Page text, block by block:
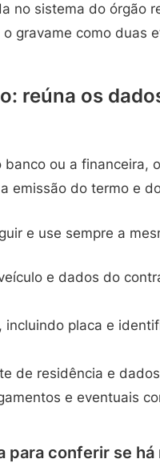
no sistema do órgão
gravame como duas
reúna os
ou a financeira,
emissão do termo e
e use sempre a
e dados do
incluindo placa e
de residência e
e eventuais
para conferir se